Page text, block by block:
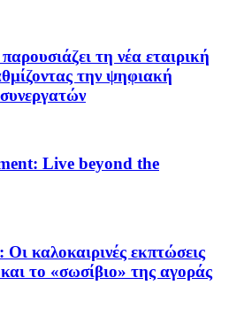
τη νέα εταιρική
την ψηφιακή
Live beyond the
εκπτώσεις
το «σωσίβιο» της αγοράς